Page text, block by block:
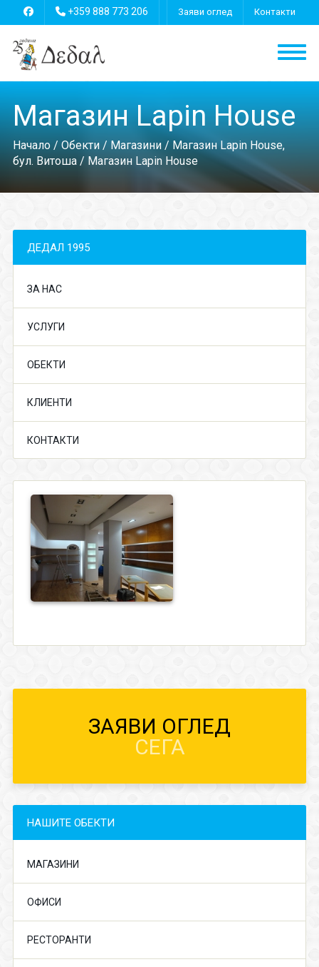
+359 888 773 206 Заяви оглед Контакти
Магазин Lapin House
Начало/ Обекти/ Магазини/ Магазин Lapin House,
бул. Витоша/ Магазин Lapin House
ДЕДАЛ 1995
ЗА НАС
УСЛУГИ
ОБЕКТИ
КЛИЕНТИ
КОНТАКТИ
ЗАЯВИ ОГЛЕД
СЕГА
НАШИТЕ ОБЕКТИ
МАГАЗИНИ
ОФИСИ
РЕСТОРАНТИ